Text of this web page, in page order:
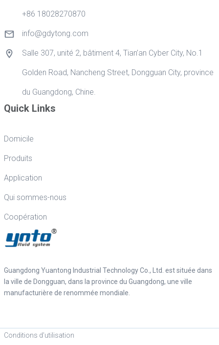
Guangdong Yuantong Industrial Technology Co., Ltd. est située dans
la ville de Dongguan, dans la province du Guangdong, une ville
manufacturière de renommée mondiale.
Quick Links
Domicile
Produits
Application
Qui sommes-nous
Coopération
+86 18028270870
info@gdytong.com
Salle 307, unité 2, bâtiment 4, Tian’an Cyber City, No.1
Golden Road, Nancheng Street, Dongguan City, province
du Guangdong, Chine.
Conditions d’utilisation